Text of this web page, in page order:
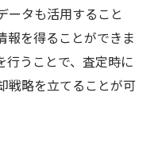
ータも活用すること
報を得ることができま
行うことで、査定時に
戦略を立てることが可